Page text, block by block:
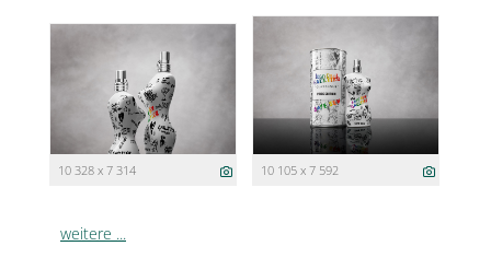
10 328 x 7 314 10 105 x 7 592
weitere ...